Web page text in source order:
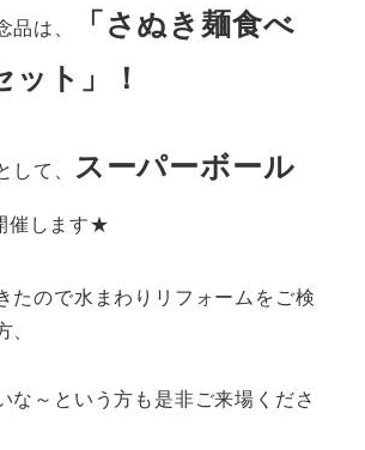
品は、
「さぬき麺食べ
ット」！
して、
スーパーボール
催します★
たので水まわりリフォームをご検
、
な～という方も是非ご来場くださ